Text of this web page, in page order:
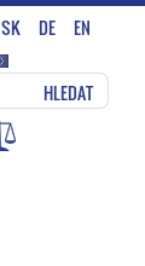
SK DE
EN
HLEDAT